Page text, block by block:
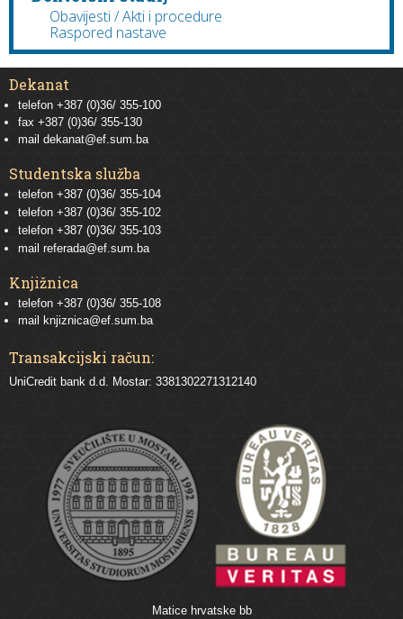
Obavijesti / Akti i procedure
Raspored nastave
Dekanat
telefon +387 (0)36/ 355-100
fax +387 (0)36/ 355-130
mail dekanat@ef.sum.ba
Studentska služba
telefon +387 (0)36/ 355-104
telefon +387 (0)36/ 355-102
telefon +387 (0)36/ 355-103
mail referada@ef.sum.ba
Knjižnica
telefon +387 (0)36/ 355-108
mail
knjiznica@ef.sum.ba
Transakcijski račun:
UniCredit bank d.d. Mostar: 3381302271312140
Matice hrvatske bb